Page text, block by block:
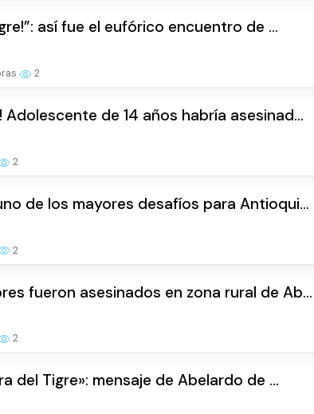
así fue el eufórico encuentro de ...
2
Adolescente de 14 años habría asesinad...
2
de los mayores desafíos para Antioqui...
2
fueron asesinados en zona rural de Ab...
2
del Tigre»: mensaje de Abelardo de ...